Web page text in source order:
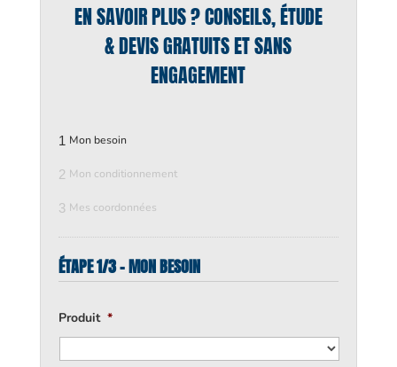
EN SAVOIR PLUS ? CONSEILS, ÉTUDE
& DEVIS GRATUITS ET SANS
ENGAGEMENT
1 Mon besoin
2 Mon conditionnement
3 Mes coordonnées
ÉTAPE 1/3 - MON BESOIN
Produit *